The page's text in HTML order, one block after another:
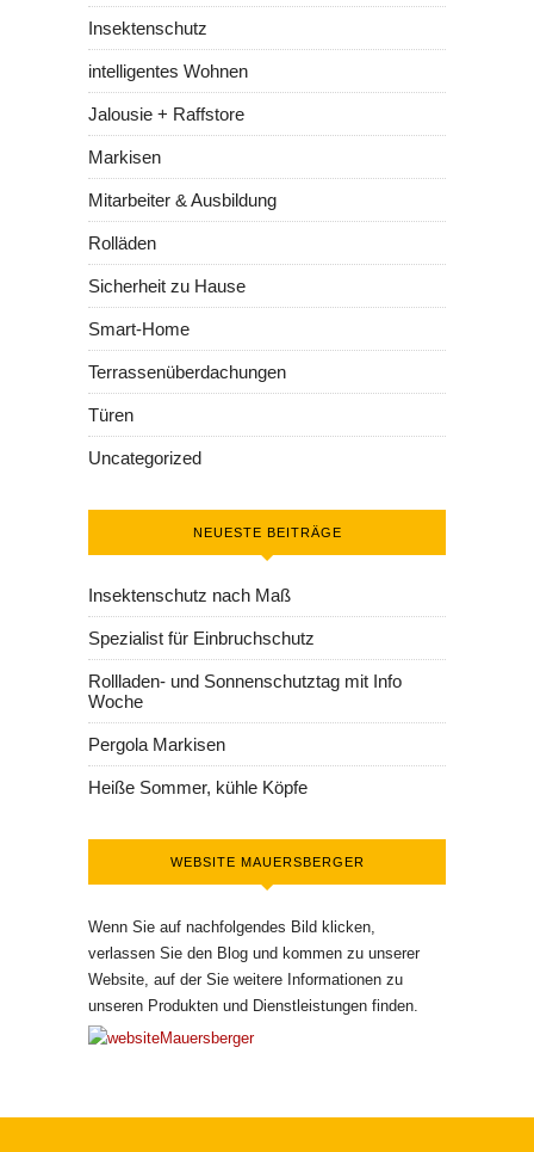
Insektenschutz
intelligentes Wohnen
Jalousie + Raffstore
Markisen
Mitarbeiter & Ausbildung
Rolläden
Sicherheit zu Hause
Smart-Home
Terrassenüberdachungen
Türen
Uncategorized
NEUESTE BEITRÄGE
Insektenschutz nach Maß
Spezialist für Einbruchschutz
Rollladen- und Sonnenschutztag mit Info
Woche
Pergola Markisen
Heiße Sommer, kühle Köpfe
WEBSITE MAUERSBERGER
Wenn Sie auf nachfolgendes Bild klicken,
verlassen Sie den Blog und kommen zu unserer
Website, auf der Sie weitere Informationen zu
unseren Produkten und Dienstleistungen finden.